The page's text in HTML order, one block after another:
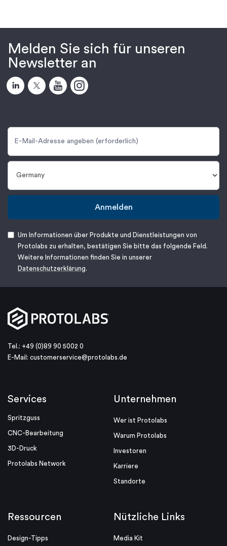
Melden Sie sich für unseren
Newsletter an
Anmelden
Um Informationen über Produkte und Dienstleistungen von
Protolabs zu erhalten, bestätigen Sie bitte das folgende Feld.
Weitere Informationen finden Sie in unserer
Datenschutzerklärung.
Tel.: +49 (0)89 90 5002 0
E-Mail: customerservice@protolabs.de
Services
Spritzguss
CNC-Bearbeitung
3D-Druck
Protolabs Network
Unternehmen
Wer ist Protolabs
Warum Protolabs
Investoren
Karriere
Standorte
Ressourcen
Design-Tipps
Nützliche Links
Media Kit